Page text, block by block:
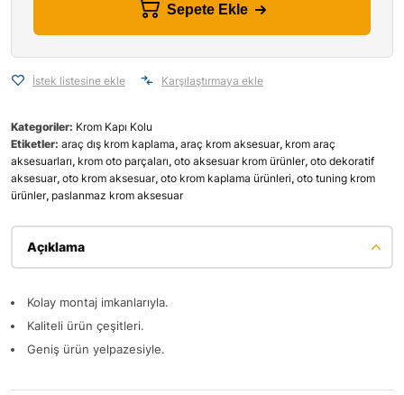
Sepete Ekle
İstek listesine ekle Karşılaştırmaya ekle
Kategoriler: Krom Kapı Kolu
Etiketler: araç dış krom kaplama, araç krom aksesuar, krom araç
aksesuarları, krom oto parçaları, oto aksesuar krom ürünler, oto dekoratif
aksesuar, oto krom aksesuar, oto krom kaplama ürünleri, oto tuning krom
ürünler, paslanmaz krom aksesuar
Açıklama
Kolay montaj imkanlarıyla.
Kaliteli ürün çeşitleri.
Geniş ürün yelpazesiyle.